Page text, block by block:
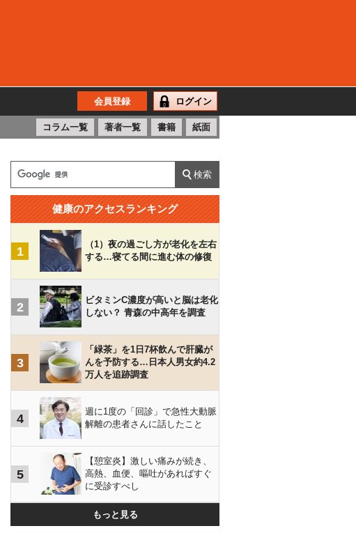
会員登録 ログイン
コラム一覧 著者一覧 書籍 紙面
健康のアクセスランキング
1
（1）夜の過ごし方が老化を左右
する…寝てる間に進む体の修復
2
ビタミンC濃度が高いと脳は老化
しない？ 青森の中高年を調査
3
「緑茶」を1日7杯飲んで肝臓が
んを予防する…日本人男女約4.2
万人を追跡調査
4
週に1度の「回診」で急性大動脈
解離の患者さんに話したこと
5
【憩室炎】激しい痛みが続き、
高熱、血便、嘔吐があればすぐ
に受診すべし
もっと見る